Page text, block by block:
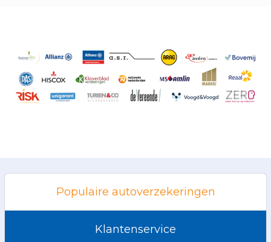
Populaire autoverzekeringen
Klantenservice